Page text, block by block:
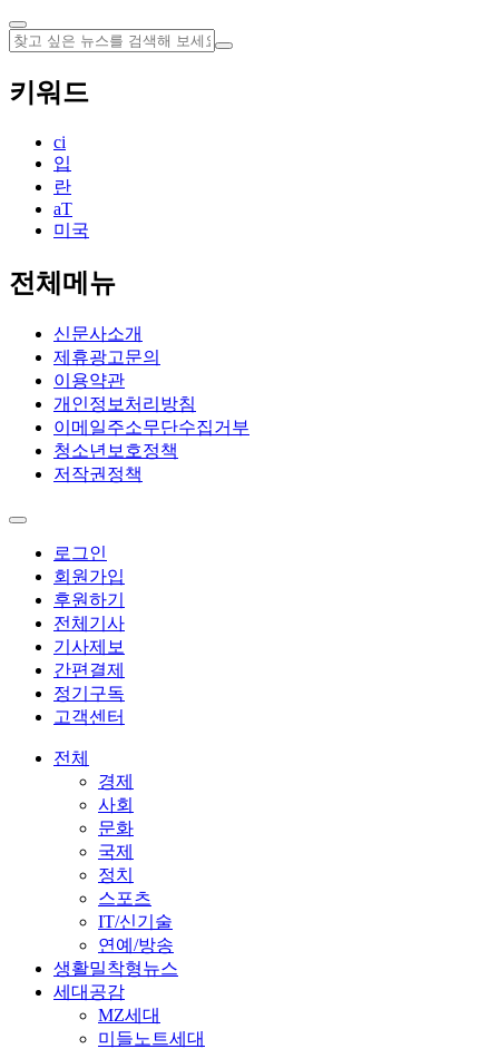
키워드
ci
입
란
aT
미국
전체메뉴
신문사소개
제휴광고문의
이용약관
개인정보처리방침
이메일주소무단수집거부
청소년보호정책
저작권정책
로그인
회원가입
후원하기
전체기사
기사제보
간편결제
정기구독
고객센터
전체
경제
사회
문화
국제
정치
스포츠
IT/신기술
연예/방송
생활밀착형뉴스
세대공감
MZ세대
미들노트세대